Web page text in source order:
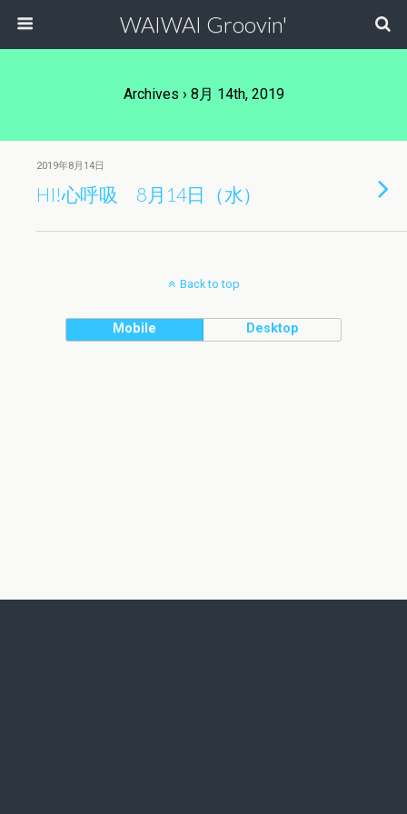
WAIWAI Groovin'
Archives › 8月 14th, 2019
2019年8月14日
HI!心呼吸 8月14日（水）
Back to top
Mobile Desktop